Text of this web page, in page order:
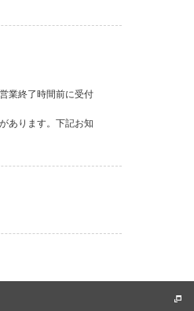
業終了時間前に受付
あります。下記お知